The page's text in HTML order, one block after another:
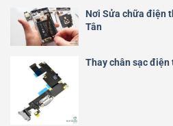
Nơi Sửa chữa điện
Tân
Thay chân sạc điện